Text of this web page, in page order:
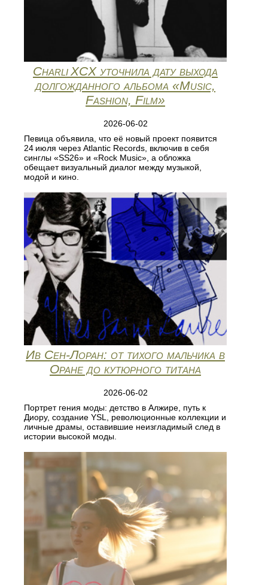
Charli XCX уточнила дату выхода
долгожданного альбома «Music,
Fashion, Film»
2026-06-02
Певица объявила, что её новый проект появится
24 июля через Atlantic Records, включив в себя
синглы «SS26» и «Rock Music», а обложка
обещает визуальный диалог между музыкой,
модой и кино.
Ив Сен-Лоран: от тихого мальчика в
Оране до кутюрного титана
2026-06-02
Портрет гения моды: детство в Алжире, путь к
Диору, создание YSL, революционные коллекции и
личные драмы, оставившие неизгладимый след в
истории высокой моды.